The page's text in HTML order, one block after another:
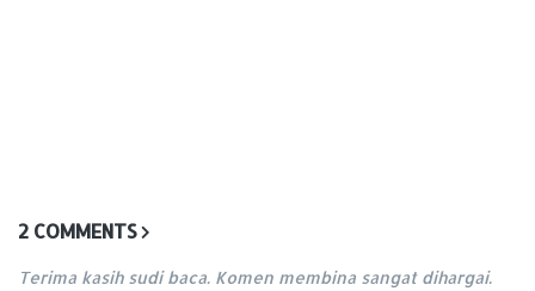
2 COMMENTS
Terima kasih sudi baca. Komen membina sangat dihargai.